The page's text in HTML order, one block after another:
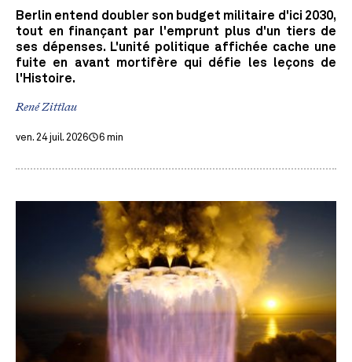
Berlin entend doubler son budget militaire d'ici 2030,
tout en finançant par l'emprunt plus d'un tiers de
ses dépenses. L'unité politique affichée cache une
fuite en avant mortifère qui défie les leçons de
l'Histoire.
René Zittlau
ven. 24 juil. 2026 6 min